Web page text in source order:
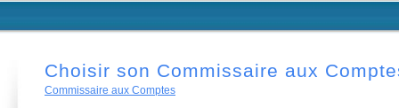
Choisir son Commissaire aux
Commissaire aux Comptes